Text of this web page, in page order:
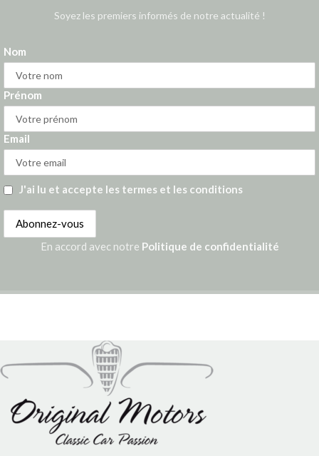
Soyez les premiers informés de notre actualité !
Nom
Prénom
Email
J'ai lu et accepte les termes et les conditions
En accord avec notre Politique de confidentialité